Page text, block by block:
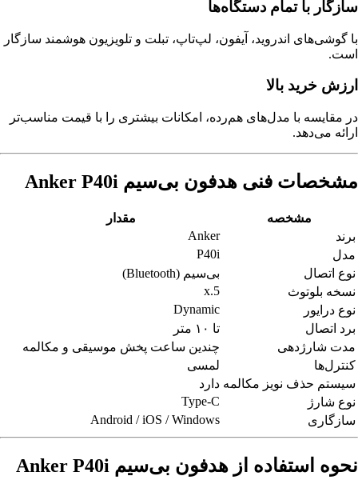
سازگار با تمام دستگاه‌ها
با گوشی‌های اندروید، آیفون، لپ‌تاپ، تبلت و تلویزیون هوشمند سازگار
است.
ارزش خرید بالا
در مقایسه با مدل‌های هم‌رده، امکانات بیشتری را با قیمت مناسب‌تر
ارائه می‌دهد.
مشخصات فنی هدفون بی‌سیم Anker P40i
مشخصه
مقدار
برند
Anker
مدل
P40i
نوع اتصال
بی‌سیم (Bluetooth)
نسخه بلوتوث
5.x
نوع درایور
Dynamic
برد اتصال
تا ۱۰ متر
مدت شارژدهی
چندین ساعت پخش موسیقی و مکالمه
کنترل‌ها
لمسی
سیستم حذف نویز مکالمه دارد
نوع شارژ
Type-C
سازگاری
Android / iOS / Windows
نحوه استفاده از هدفون بی‌سیم Anker P40i